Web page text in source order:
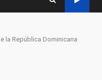
la República Dominicana